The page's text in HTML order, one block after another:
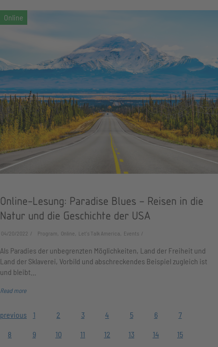
Online-Lesung: Paradise Blues – Reisen in die
Natur und die Geschichte der USA
04/20/2022 Program, Online, Let's Talk America, Events
Als Paradies der unbegrenzten Möglichkeiten, Land der Freiheit und
Land der Sklaverei, Vorbild und abschreckendes Beispiel zugleich ist
und bleibt…
Read more
previous 1 2 3 4 5 6 7
8 9 10 11 12 13 14 15